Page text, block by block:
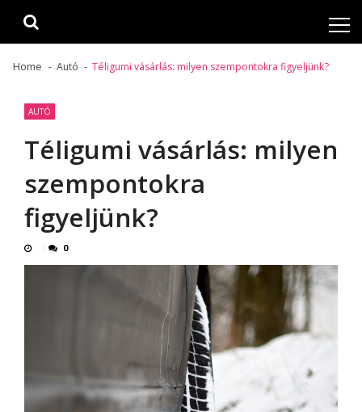
Home Autó Téligumi vásárlás: milyen szempontokra figyeljünk?
AUTÓ
Téligumi vásárlás: milyen
szempontokra
figyeljünk?
0